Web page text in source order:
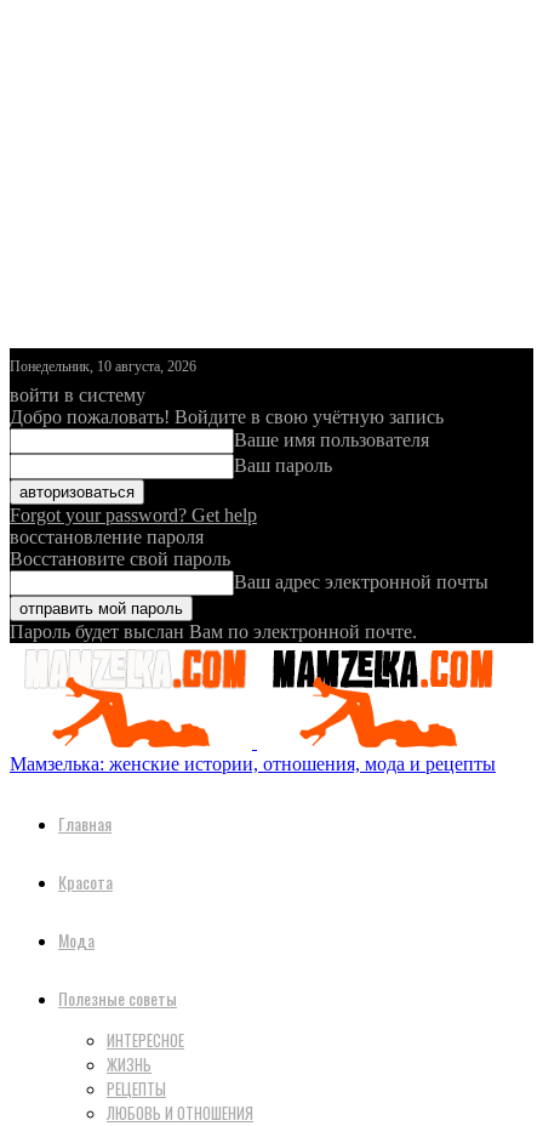
Понедельник, 10 августа, 2026
войти в систему
Добро пожаловать! Войдите в свою учётную запись
Ваше имя пользователя
Ваш пароль
Forgot your password? Get help
восстановление пароля
Восстановите свой пароль
Ваш адрес электронной почты
Пароль будет выслан Вам по электронной почте.
Мамзелька: женские истории, отношения, мода и рецепты
Главная
Красота
Мода
Полезные советы
ИНТЕРЕСНОЕ
ЖИЗНЬ
РЕЦЕПТЫ
ЛЮБОВЬ И ОТНОШЕНИЯ